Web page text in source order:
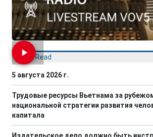
Most Read
5 августа 2026 г.
Трудовые ресурсы Вьетнама за
национальной стратегии развития
капитала
Издательское дело должно быть